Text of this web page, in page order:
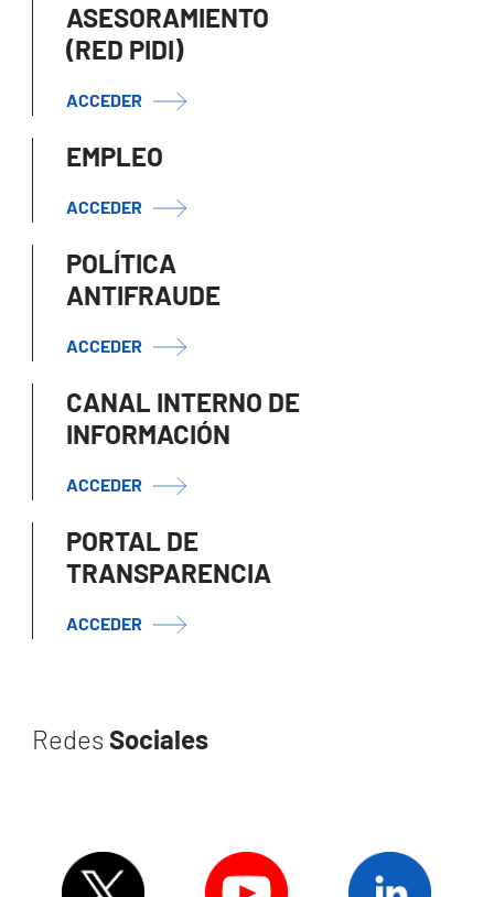
ASESORAMIENTO
(RED PIDI)
ACCEDER
EMPLEO
ACCEDER
POLÍTICA
ANTIFRAUDE
ACCEDER
CANAL INTERNO DE
INFORMACIÓN
ACCEDER
PORTAL DE
TRANSPARENCIA
ACCEDER
Redes Sociales